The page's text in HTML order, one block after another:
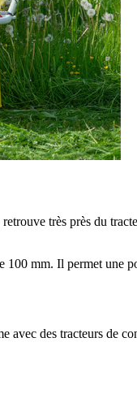
très près du
100 mm. Il permet une
avec des tracteurs de